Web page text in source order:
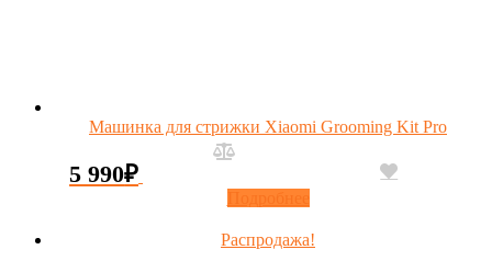
Машинка для стрижки Xiaomi Grooming Kit Pro
5 990₽
Распродажа!